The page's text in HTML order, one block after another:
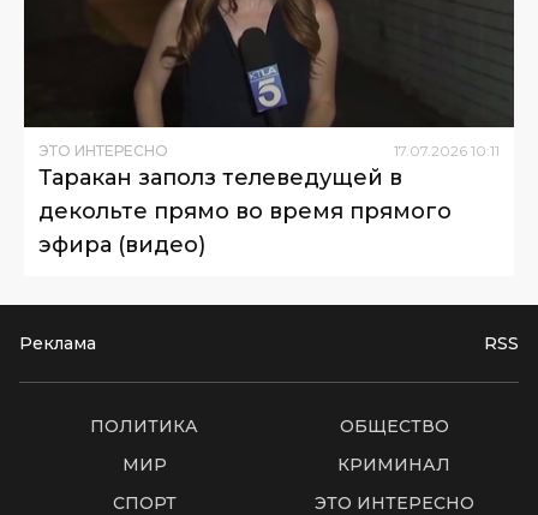
ЭТО ИНТЕРЕСНО 17 07 2026 10:11
Таракан заполз телеведущей в
декольте прямо во время прямого
эфира (видео)
Реклама RSS
ПОЛИТИКА
ОБЩЕСТВО
МИР
КРИМИНАЛ
СПОРТ
ЭТО ИНТЕРЕСНО